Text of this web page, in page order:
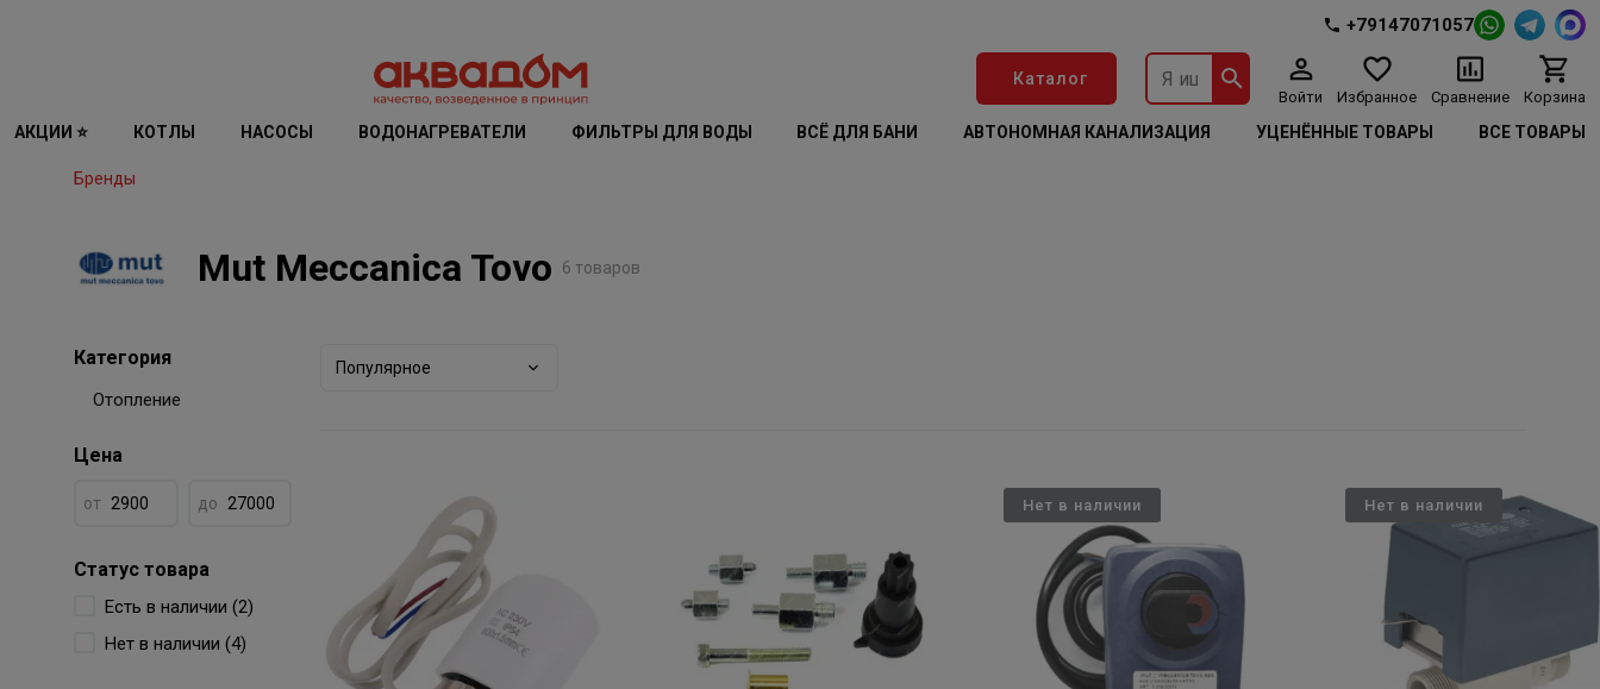
+79147071057
Каталог
Войти Избранное Сравнение Корзина
АКЦИИ ⭐ КОТЛЫ НАСОСЫ ВОДОНАГРЕВАТЕЛИ ФИЛЬТРЫ ДЛЯ ВОДЫ ВСЁ ДЛЯ БАНИ АВТОНОМНАЯ КАНАЛИЗАЦИЯ УЦЕНЁННЫЕ ТОВАРЫ ВСЕ ТОВАРЫ
Бренды
Mut Meccanica Tovo 6 товаров
Категория
Отопление
Цена
от до
Статус товара
Есть в наличии (2)
Нет в наличии (4)
Популярное
Нет в наличии Нет в наличии